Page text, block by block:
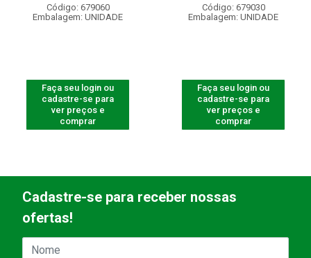
Código: 679060
Embalagem: UNIDADE
Faça seu login ou
cadastre-se para
ver preços e
comprar
Código: 679030
Embalagem: UNIDADE
Faça seu login ou
cadastre-se para
ver preços e
comprar
Cadastre-se para receber nossas
ofertas!